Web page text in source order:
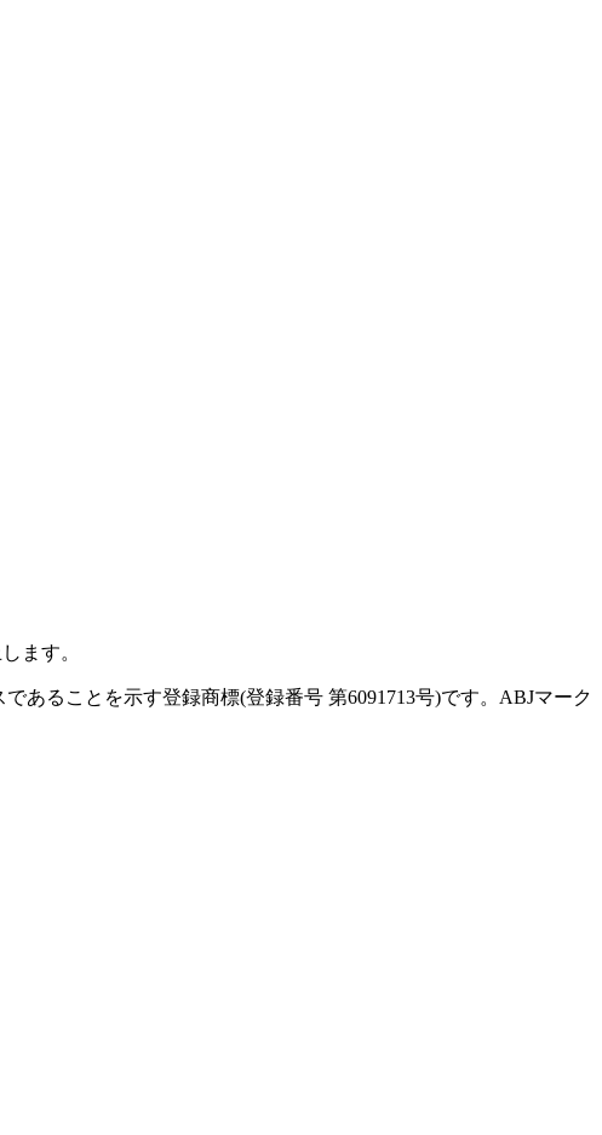
ます。
あることを示す登録商標(登録番号 第6091713号)です。ABJマーク